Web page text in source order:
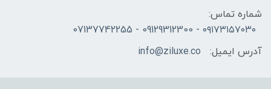
شماره تماس:
۰۹۱۷۳۱۵۷۰۳۰ - 09129312300 - 07137742255
آدرس ایمیل:
info@ziluxe.co